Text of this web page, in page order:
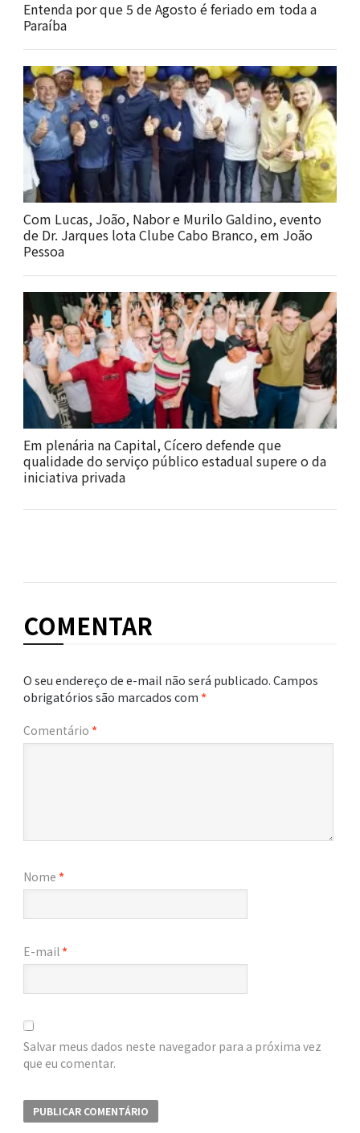
Entenda por que 5 de Agosto é feriado em toda a
Paraíba
Com Lucas, João, Nabor e Murilo Galdino, evento
de Dr. Jarques lota Clube Cabo Branco, em João
Pessoa
Em plenária na Capital, Cícero defende que
qualidade do serviço público estadual supere o da
iniciativa privada
COMENTAR
O seu endereço de e-mail não será publicado.Campos
obrigatórios são marcados com*
Comentário *
Nome *
E-mail*
Salvar meus dados neste navegador para a próxima vez
que eu comentar.